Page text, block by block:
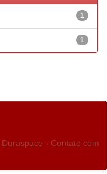
1
1
Duraspace - Contato com